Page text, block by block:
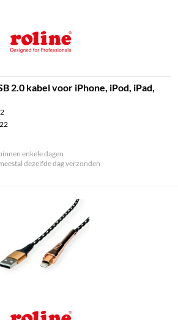
2.0 kabel voor iPhone, iPod, iPad,
enkele dagen
dezelfde dag verzonden